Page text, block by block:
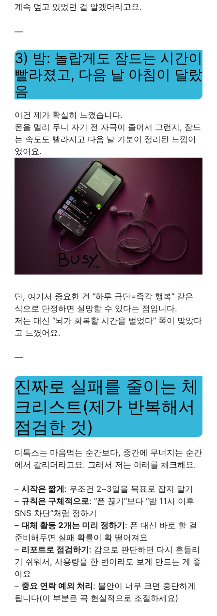
계속 덮고 있었던 걸 알겠더라고요.
—
3) 밤: 놀랍게도 잠드는 시간이
빨라졌고, 다음 날 아침이 달랐
음
이건 제가 확실히 느꼈습니다.
폰을 멀리 두니 자기 전 자극이 줄어서 그런지, 잠드
는 속도도 빨라지고 다음 날 기분이 정리된 느낌이
었어요.
단, 여기서 중요한 건 “하루 금단=즉각 행복” 같은
식으로 단정하면 실망할 수 있다는 점입니다.
저는 대신 “뇌가 회복할 시간을 벌었다” 쪽이 맞았다
고 느꼈어요.
—
진짜로 실패를 줄이는 체
크리스트(제가 반복해서
점검한 것)
디톡스는 마음먹는 순간보다, 중간에 무너지는 순간
에서 갈리더라고요. 그래서 저는 아래를 체크해요.
– 시작은 짧게 : 무조건 2~3일을 목표로 잡지 말기
– 규칙은 구체적으로: “폰 끊기”보다 “밤 11시 이후
SNS 차단”처럼 정하기
– 대체 활동 2개는 미리 정하기 : 폰 대신 바로 할 걸
준비해두면 실패 확률이 확 떨어져요
– 리포트로 점검하기 : 감으로 판단하면 다시 흔들리
기 쉬워서, 사용량을 한 번이라도 보게 만드는 게 좋
아요
– 중요 연락 예외 처리 : 불안이 너무 크면 중단하게
됩니다(이 부분은 꼭 현실적으로 조절하세요)